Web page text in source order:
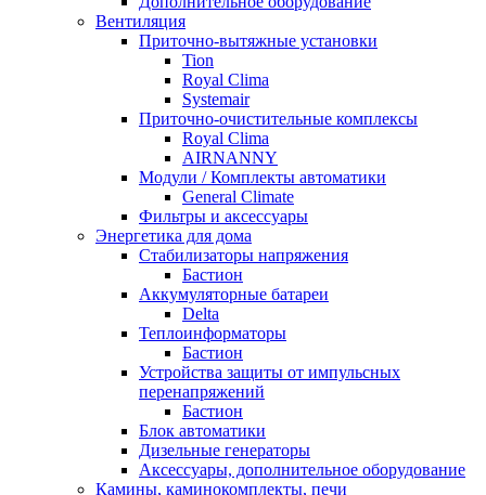
Вентиляция
Приточно-вытяжные установки
Tion
Royal Clima
Systemair
Приточно-очистительные комплексы
Royal Clima
AIRNANNY
Модули / Комплекты автоматики
General Climate
Фильтры и аксессуары
Энергетика для дома
Стабилизаторы напряжения
Бастион
Аккумуляторные батареи
Delta
Теплоинформаторы
Бастион
Устройства защиты от импульсных
перенапряжений
Бастион
Блок автоматики
Дизельные генераторы
Аксессуары, дополнительное оборудование
Камины, каминокомплекты, печи